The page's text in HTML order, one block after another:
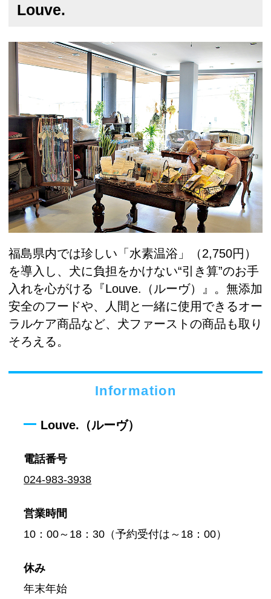
Louve.
福島県内では珍しい「水素温浴」（2,750円）
を導入し、犬に負担をかけない“引き算”のお手
入れを心がける『Louve.（ルーヴ）』。無添加
安全のフードや、人間と一緒に使用できるオー
ラルケア商品など、犬ファーストの商品も取り
そろえる。
Information
Louve.（ルーヴ）
電話番号
024-983-3938
営業時間
10：00～18：30（予約受付は～18：00）
休み
年末年始